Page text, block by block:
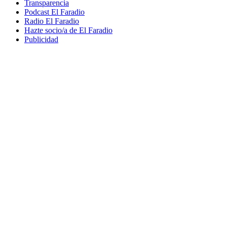
Transparencia
Podcast El Faradio
Radio El Faradio
Hazte socio/a de El Faradio
Publicidad